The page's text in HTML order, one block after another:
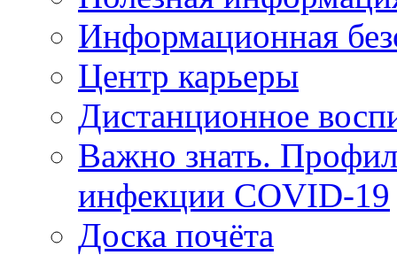
Информационная
Центр карьеры
Дистанционное
Важно знать.
инфекции COVID-19
Доска почёта